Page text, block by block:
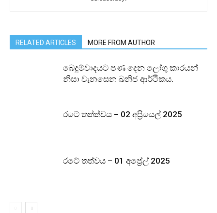
RELATED ARTICLES MORE FROM AUTHOR
බෙදුම්වාදයට පණ දෙන ලෝගු කාරයන්
නිසා වැනසෙන ඛනිජ ආර්ථිකය.
රටේ තත්ත්වය – 02 අප්‍රියෙල් 2025
රටේ තත්වය – 01 අප්‍රේල් 2025